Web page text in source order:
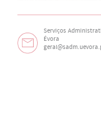
Serviços
Évora